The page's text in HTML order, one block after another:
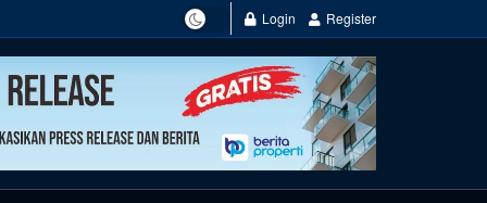
Login Register